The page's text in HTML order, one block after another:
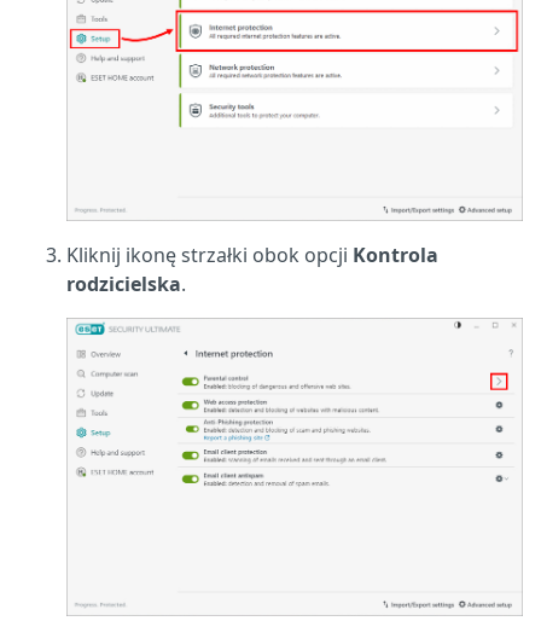
Kliknij ikonę strzałki obok opcji Kontrola
rodzicielska.